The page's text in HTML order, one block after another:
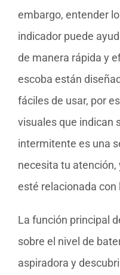
embargo, entender
indicador puede
de manera rápida y
escoba están
fáciles de usar, por
visuales que indican
intermitente es una
necesita tu atención,
esté relacionada con
La función principal
sobre el nivel de
aspiradora y